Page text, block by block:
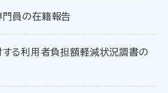
員の在籍報告
る利用者負担額軽減状況調書の